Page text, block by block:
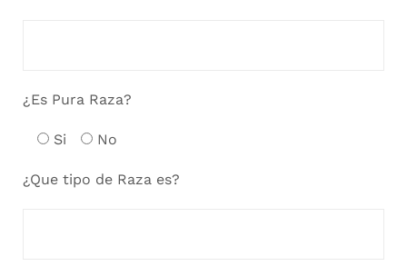
¿Es Pura Raza?
Si No
¿Que tipo de Raza es?